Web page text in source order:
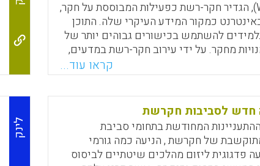
(WebQuests), הגדיר חקר-רשת כפעילות המבוססת על חקר,
כמקור המידע העיקרי שלה. התוכן
להשתמש בכישורים גבוהים יותר של
מחקר. על ידי עירוב חקר-רשת במדעים,
את התוכן וכמו כן מעורבים בתהליכים
עשיית מדע. שיטת חקר זאת של הוראה
ולמידה הינה ממוקדת תלמיד (Phillips, Marianne C.;
Email
X
קראו עוד...
חדש לסביבות חקרשת
המחודשת בתחומי סביבת
של חקרשת , הניעה כמה גורמי
פדגוגית ליזום מהלכים שיטתיים לביסוס
לינק